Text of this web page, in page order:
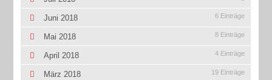
Juni 2018 6 Einträge
Mai 2018 8 Einträge
April 2018 4 Einträge
März 2018 19 Einträge